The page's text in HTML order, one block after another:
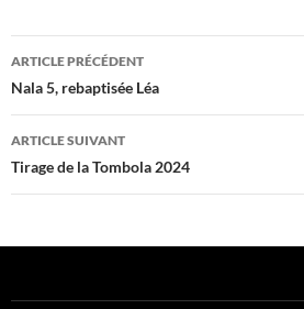
Navigation
des
articles
ARTICLE PRÉCÉDENT
Nala 5, rebaptisée Léa
ARTICLE SUIVANT
Tirage de la Tombola 2024